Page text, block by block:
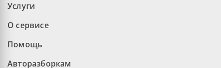
Услуги
О сервисе
Помощь
Авторазборкам